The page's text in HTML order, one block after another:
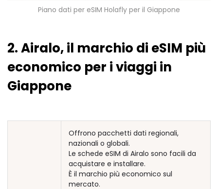
Piano dati per eSIM Holafly per il Giappone
2. Airalo, il marchio di eSIM più
economico per i viaggi in
Giappone
Offrono pacchetti dati regionali,
nazionali o globali.
Le schede eSIM di Airalo sono facili da
acquistare e installare.
È il marchio più economico sul
mercato.